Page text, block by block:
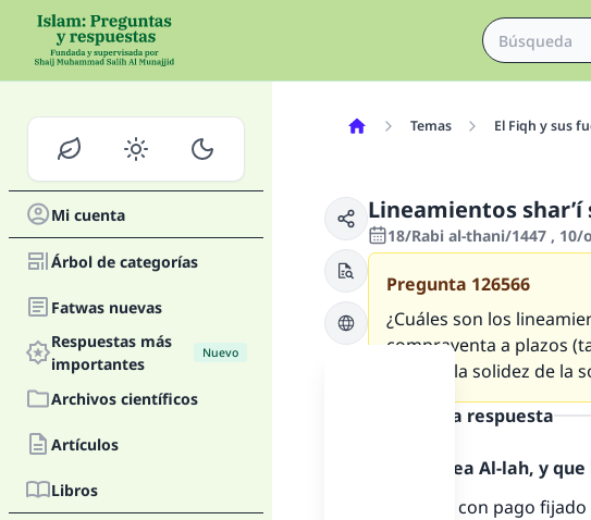
Mi cuenta
Árbol de categorías
Fatwas nuevas
Respuestas más
importantes
Nuevo
Archivos científicos
Artículos
Libros
Temas El Fiqh y sus
Lineamientos
18/Rabi al-thani/1447 ,
Pregunta 126566
¿Cuáles son los
compraventa a plazos (
orden y la solidez de la
Texto de la respuesta
Alabado sea Al-lah, y
Las ventas con pago